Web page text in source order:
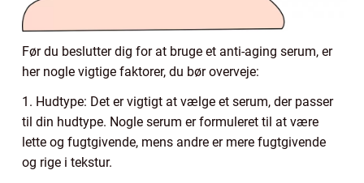
Før du beslutter dig for at bruge et anti-aging serum, er
her nogle vigtige faktorer, du bør overveje:
1. Hudtype: Det er vigtigt at vælge et serum, der passer
til din hudtype. Nogle serum er formuleret til at være
lette og fugtgivende, mens andre er mere fugtgivende
og rige i tekstur.